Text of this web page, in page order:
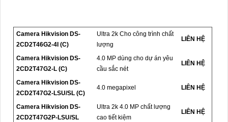
Camera Hikvision DS-
2CD2T46G2-4I (C)
Ultra 2k Cho công trình chất
lượng
LIÊN HỆ
Camera Hikvision DS-
2CD2T47G2-L (C)
4.0 MP dùng cho dự án yêu
cầu sắc nét
LIÊN HỆ
Camera Hikvision DS-
2CD2T47G2-LSU/SL (C)
4.0 megapixel LIÊN HỆ
Camera Hikvision DS-
2CD2T47G2P-LSU/SL
Ultra 2k 4.0 MP chất lượng
cao tiết kiệm
LIÊN HỆ